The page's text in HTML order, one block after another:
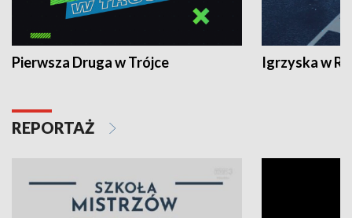
Pierwsza Druga w Trójce Igrzyska w
REPORTAŻ